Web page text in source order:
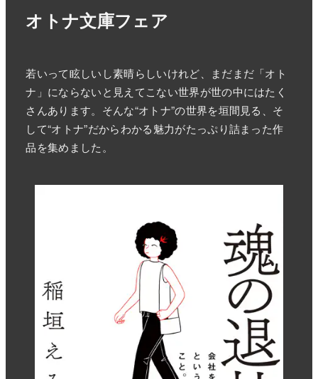
オトナ文庫フェア
若いって眩しいし素晴らしいけれど、まだまだ「オト
ナ」にならないと見えてこない世界が世の中にはたく
さんあります。そんな“オトナ”の世界を垣間見る、そ
して“オトナ”だからわかる魅力がたっぷり詰まった作
品を集めました。